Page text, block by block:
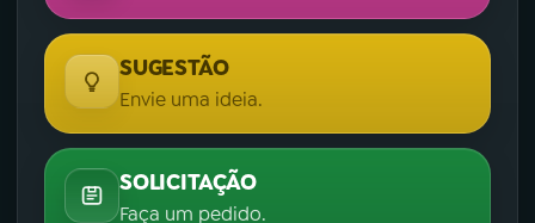
SUGESTÃO
Envie uma ideia.
SOLICITAÇÃO
Faça um pedido.